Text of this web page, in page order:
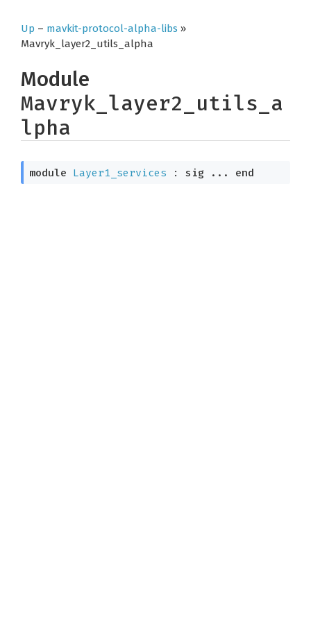
Up – mavkit-protocol-alpha-libs »
Mavryk_layer2_utils_alpha
Module
Mavryk_layer2_utils_a
lpha
module Layer1_services : sig ... end